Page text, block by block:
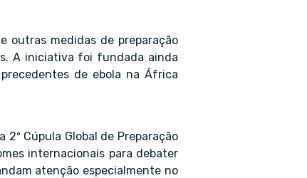
outras medidas de preparação
A iniciativa foi fundada ainda
de ebola na África
2º Cúpula Global de Preparação
internacionais para debater
atenção especialmente no